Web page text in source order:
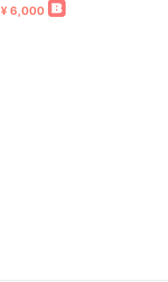
¥ 6,000